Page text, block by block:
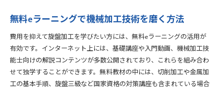
無料eラーニングで機械加工技術を磨く方法
費用を抑えて旋盤加工を学びたい方には、無料eラーニングの活用が
有効です。インターネット上には、基礎講座や入門動画、機械加工技
能士向けの解説コンテンツが多数公開されており、これらを組み合わ
せて独学することができます。無料教材の中には、切削加工や金属加
工の基本手順、旋盤三級など国家資格の対策講座も含まれている場合